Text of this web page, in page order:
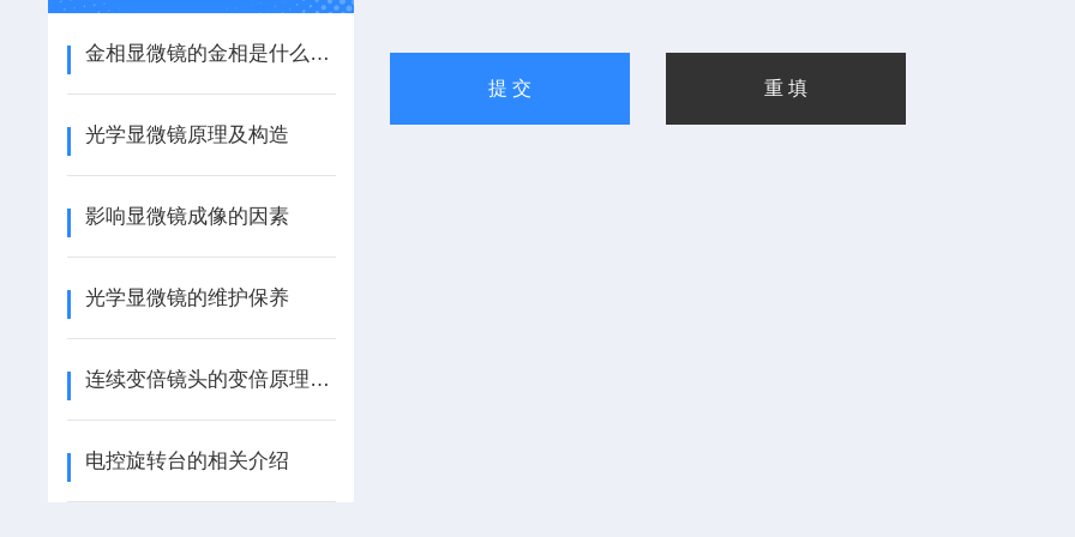
金相显微镜的金相是什么意思？
光学显微镜原理及构造
影响显微镜成像的因素
光学显微镜的维护保养
连续变倍镜头的变倍原理是什么？
电控旋转台的相关介绍